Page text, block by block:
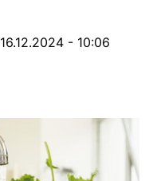
16.12.2024 - 10:06